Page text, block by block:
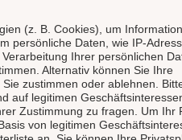
LAUX DELI TEAM
Wir zeigen dir unsere
internationale Küche, mit
Veggie bis Vegan und von
gekocht, gebacken oder